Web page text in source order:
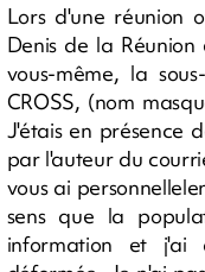
Lors d'une réunion
Denis de la
vous-même, la
CROSS, (nom
J'étais en présence
par l'auteur du
vous ai
sens que la
information et j'ai